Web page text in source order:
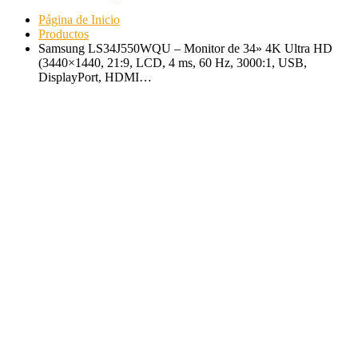
Página de Inicio
Productos
Samsung LS34J550WQU – Monitor de 34» 4K Ultra HD
(3440×1440, 21:9, LCD, 4 ms, 60 Hz, 3000:1, USB,
DisplayPort, HDMI…